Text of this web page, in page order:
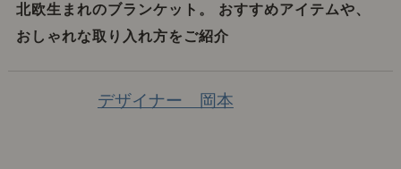
北欧生まれのブランケット。 おすすめアイテムや、
おしゃれな取り入れ方をご紹介
デザイナー 岡本